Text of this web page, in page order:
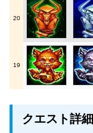
20
19
クエスト詳細